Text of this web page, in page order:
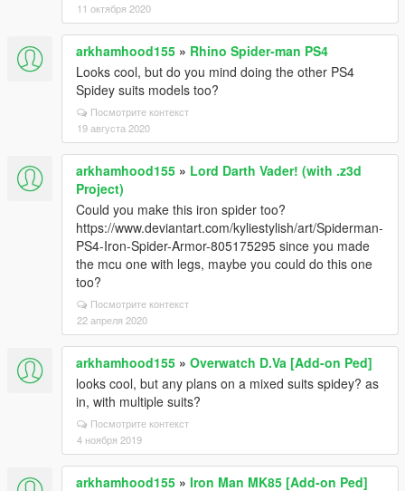
11 октября 2020
arkhamhood155 » Rhino Spider-man PS4
Looks cool, but do you mind doing the other PS4
Spidey suits models too?
Посмотрите контекст
19 августа 2020
arkhamhood155 » Lord Darth Vader! (with .z3d
Project)
Could you make this iron spider too?
https://www.deviantart.com/kyliestylish/art/Spiderman-
PS4-Iron-Spider-Armor-805175295 since you made
the mcu one with legs, maybe you could do this one
too?
Посмотрите контекст
22 апреля 2020
arkhamhood155 » Overwatch D.Va [Add-on Ped]
looks cool, but any plans on a mixed suits spidey? as
in, with multiple suits?
Посмотрите контекст
4 ноября 2019
arkhamhood155 » Iron Man MK85 [Add-on Ped]